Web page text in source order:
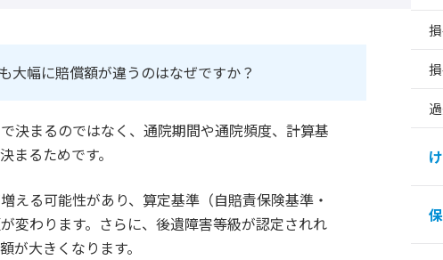
大幅に賠償額が違うのはなぜですか？
決まるのではなく、通院期間や通院頻度、計算基
まるためです。
える可能性があり、算定基準（自賠責保険基準・
変わります。さらに、後遺障害等級が認定されれ
が大きくなります。